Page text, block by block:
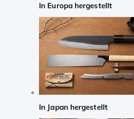
In Europa hergestellt
In Japan hergestellt